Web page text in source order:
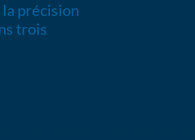
précision
trois